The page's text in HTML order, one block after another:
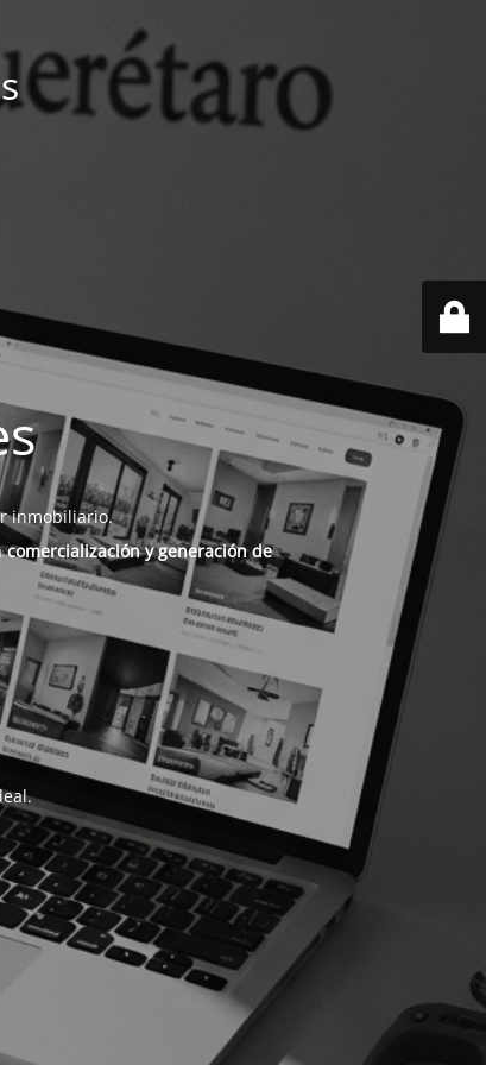
inmobiliario.
comercialización y generación de